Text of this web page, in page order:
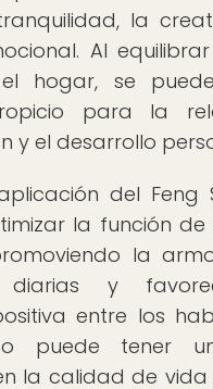
la
Al
hogar, se
para la
y el desarrollo
del Feng
la función
la
diarias y
entre los
puede tener
la calidad de vida